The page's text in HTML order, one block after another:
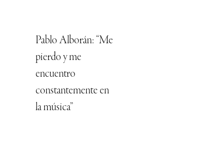
Pablo Alborán: “Me
pierdo y me
encuentro
constantemente en
la música”